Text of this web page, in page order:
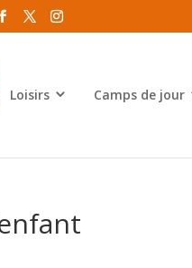
Loisirs Camps de jour